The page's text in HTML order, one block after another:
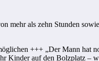
mehr als zehn Stunden
+++ „Der Mann hat
Kinder auf den Bolzplatz –